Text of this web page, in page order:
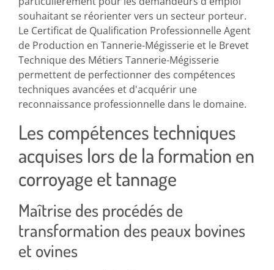
souhaitant se réorienter vers un secteur porteur.
Le Certificat de Qualification Professionnelle Agent
de Production en Tannerie-Mégisserie et le Brevet
Technique des Métiers Tannerie-Mégisserie
permettent de perfectionner des compétences
techniques avancées et d'acquérir une
reconnaissance professionnelle dans le domaine.
Les compétences techniques
acquises lors de la formation en
corroyage et tannage
Maîtrise des procédés de
transformation des peaux bovines
et ovines